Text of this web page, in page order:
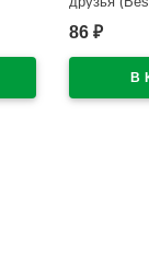
цветов
блистер
86 ₽